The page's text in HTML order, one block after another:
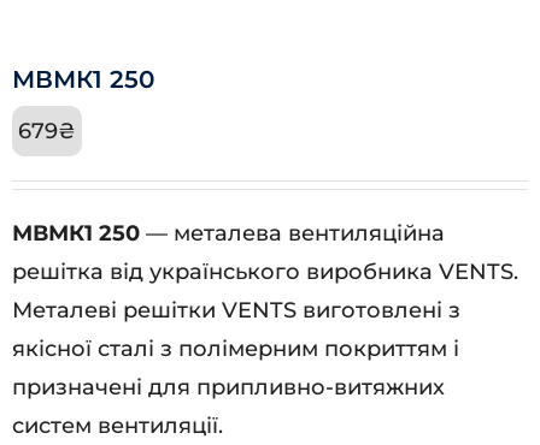
МВМК1 250
679₴
МВМК1 250 — металева вентиляційна
решітка від українського виробника VENTS.
Металеві решітки VENTS виготовлені з
якісної сталі з полімерним покриттям і
призначені для припливно-витяжних
систем вентиляції.